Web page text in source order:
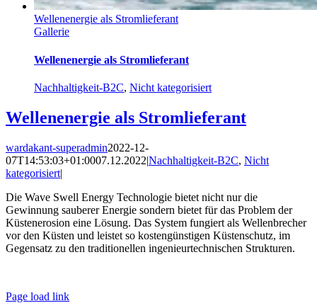
Wellenenergie als Stromlieferant
Gallerie
Wellenenergie als Stromlieferant
Nachhaltigkeit-B2C, Nicht kategorisiert
Wellenenergie als Stromlieferant
wardakant-superadmin2022-12-
07T14:53:03+01:0007.12.2022|Nachhaltigkeit-B2C, Nicht
kategorisiert|
Die Wave Swell Energy Technologie bietet nicht nur die
Gewinnung sauberer Energie sondern bietet für das Problem der
Küstenerosion eine Lösung. Das System fungiert als Wellenbrecher
vor den Küsten und leistet so kostengünstigen Küstenschutz, im
Gegensatz zu den traditionellen ingenieurtechnischen Strukturen.
Page load link